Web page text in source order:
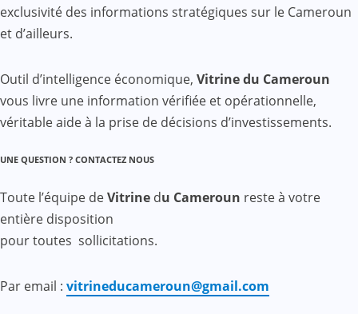
exclusivité des informations stratégiques sur le Cameroun
et d’ailleurs.
Outil d’intelligence économique, Vitrine du Cameroun
vous livre une information vérifiée et opérationnelle,
véritable aide à la prise de décisions d’investissements.
UNE QUESTION ? CONTACTEZ NOUS
Toute l’équipe deVitrine du Cameroun reste à votre
entière disposition
pour toutes sollicitations.
Par email : vitrineducameroun@gmail.com